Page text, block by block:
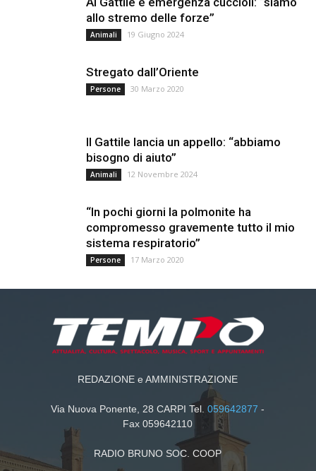
allo stremo delle forze”
Animali 19 Giugno 2024
Stregato dall’Oriente
Persone 30 Marzo 2020
Il Gattile lancia un appello: “abbiamo
bisogno di aiuto”
Animali 12 Novembre 2024
“In pochi giorni la polmonite ha
compromesso gravemente tutto il mio
sistema respiratorio”
Persone 17 Marzo 2020
REDAZIONE e AMMINISTRAZIONE
Via Nuova Ponente, 28 CARPI Tel.059642877 -
Fax 059642110
RADIO BRUNO SOC. COOP